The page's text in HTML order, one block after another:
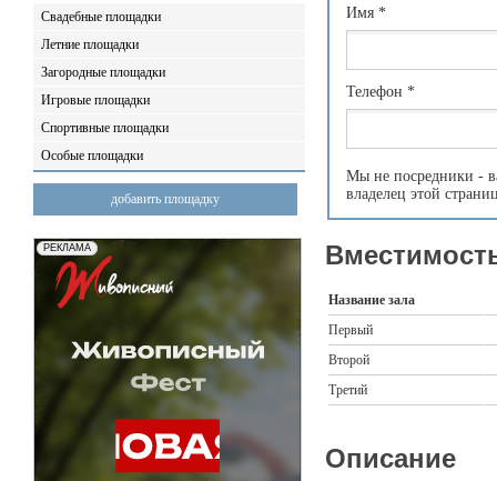
Свадебные площадки
Летние площадки
Загородные площадки
Игровые площадки
Спортивные площадки
Особые площадки
добавить площадку
Имя *
Телефон *
Мы не посредники -
владелец этой
Название зала
Первый
Второй
Третий
Описание